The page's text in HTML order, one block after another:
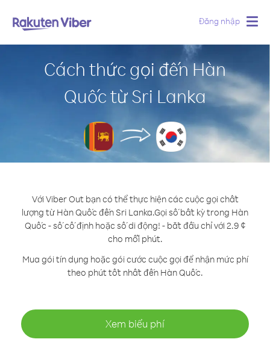
Đăng nhập
Cách thức gọi đến Hàn
Quốc từ Sri Lanka
Với Viber Out bạn có thể thực hiện các cuộc gọi chất
lượng từ Hàn Quốc đến Sri Lanka.Gọi số bất kỳ trong Hàn
Quốc - số cố định hoặc số di động! - bắt đầu chỉ với 2.9 ¢
cho mỗi phút.
Mua gói tín dụng hoặc gói cước cuộc gọi để nhận mức phí
theo phút tốt nhất đến Hàn Quốc.
Xem biểu phí